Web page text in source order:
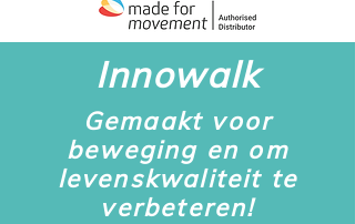
Innowalk
Gemaakt voor
beweging en om
levenskwaliteit te
verbeteren!